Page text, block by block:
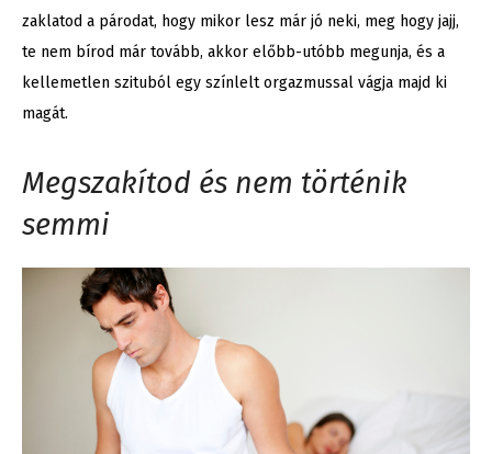
zaklatod a párodat, hogy mikor lesz már jó neki, meg hogy jajj,
te nem bírod már tovább, akkor előbb-utóbb megunja, és a
kellemetlen szituból egy színlelt orgazmussal vágja majd ki
magát.
Megszakítod és nem történik
semmi